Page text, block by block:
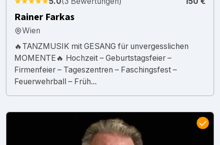
Rainer Farkas
Wien
🔥TANZMUSIK mit GESANG für unvergesslichen
MOMENTE🔥 Hochzeit – Geburtstagsfeier –
Firmenfeier – Tageszentren – Faschingsfest –
Feuerwehrball – Früh...